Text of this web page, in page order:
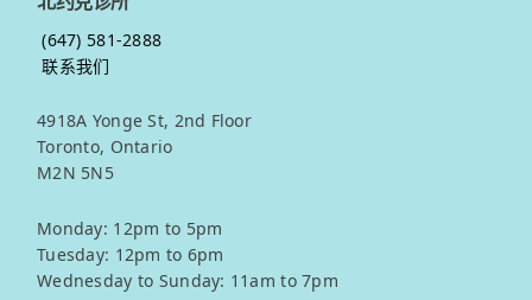
(647) 581-2888
联系我们
4918A Yonge St, 2nd Floor
Toronto, Ontario
M2N 5N5
Monday: 12pm to 5pm
Tuesday: 12pm to 6pm
Wednesday to Sunday: 11am to 7pm